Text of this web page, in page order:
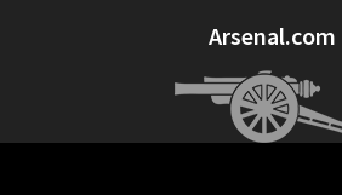
Arsenal.com